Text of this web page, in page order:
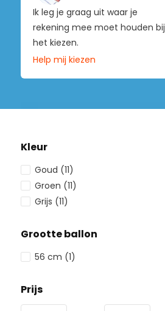
Ik leg je graag uit waar je
rekening mee moet houden bij
het kiezen.
Help mij kiezen
Kleur
Goud (11)
Groen (11)
Grijs (11)
Grootte ballon
56 cm (1)
Prijs